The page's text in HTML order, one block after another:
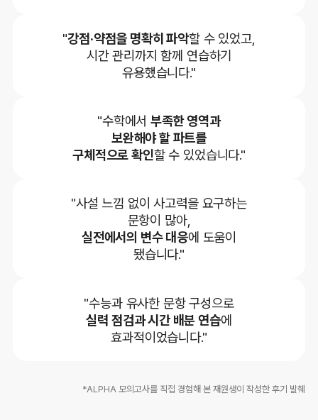
"강점·약점을 명확히 파악할 수 있었고,
시간 관리까지 함께 연습하기
유용했습니다."
"수학에서부족한 영역과
보완해야 할 파트를
구체적으로 확인할 수 있었습니다."
"사설 느낌 없이 사고력을 요구하는
문항이 많아,
실전에서의 변수 대응에 도움이
됐습니다."
"수능과 유사한 문항 구성으로
실력 점검과 시간 배분 연습에
효과적이었습니다."
*ALPHA 모의고사를 직접 경험해 본 재원생이 작성한 후기 발췌